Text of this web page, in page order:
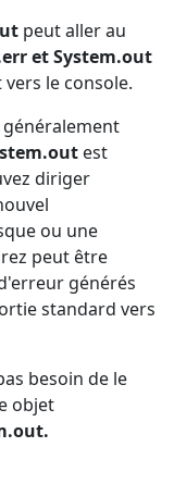
peut aller au
et System.out
le console.
généralement
est
diriger
ou une
peut être
générés
standard vers
besoin de le
objet